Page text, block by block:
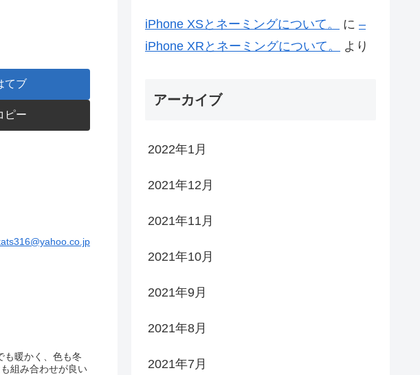
てブ
ピー
も暖かく、色も冬
組み合わせが良い
iPhone XSとネーミングについて。 に –
iPhone XRとネーミングについて。
より
アーカイブ
2022年1月
2021年12月
2021年11月
2021年10月
2021年9月
2021年8月
2021年7月